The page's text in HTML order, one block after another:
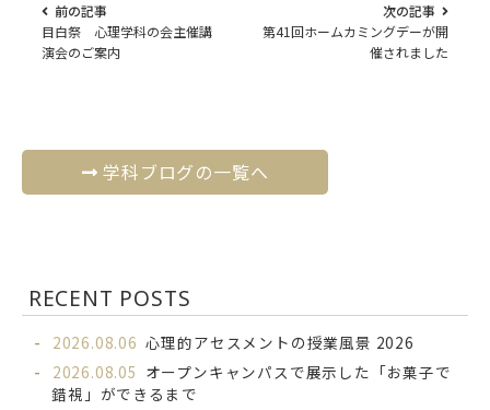
前の記事
目白祭 心理学科の会主催講
演会のご案内
次の記事
第41回ホームカミングデーが開
催されました
学科ブログの一覧へ
RECENT POSTS
2026.08.06 心理的アセスメントの授業風景 2026
2026.08.05 オープンキャンパスで展示した「お菓子で
錯視」ができるまで